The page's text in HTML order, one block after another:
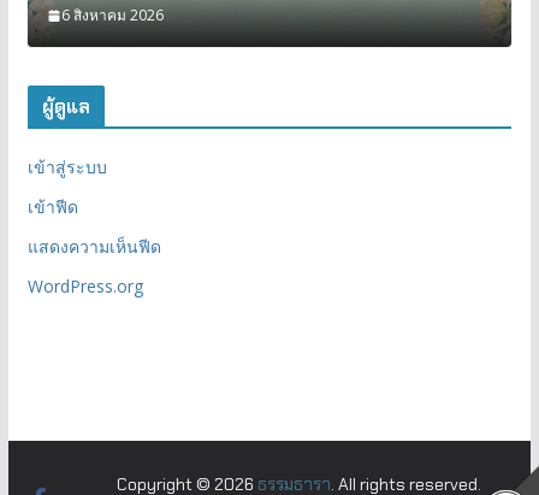
6 สิงหาคม 2026
ผู้ดูแล
เข้าสู่ระบบ
เข้าฟีด
แสดงความเห็นฟีด
WordPress.org
Copyright © 2026 ธรรมธารา. All rights reserved.